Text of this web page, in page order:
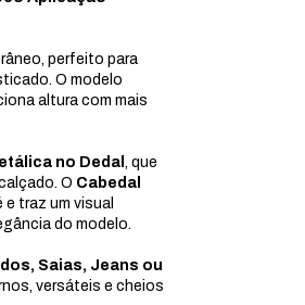
perfeito para
O modelo
altura com mais
no Dedal , que
O Cabedal
traz um visual
do modelo.
Saias, Jeans ou
versáteis e cheios